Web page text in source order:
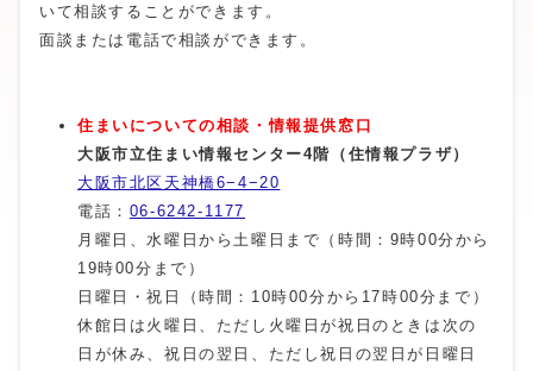
いて相談することができます。
面談または電話で相談ができます。
住まいについての相談・情報提供窓口
大阪市立住まい情報センター4階（住情報プラザ）
大阪市北区天神橋6−4−20
電話： 06-6242-1177
月曜日、水曜日から土曜日まで（時間：9時00分から
19時00分まで）
日曜日・祝日（時間：10時00分から17時00分まで）
休館日は火曜日、ただし火曜日が祝日のときは次の
日が休み、祝日の翌日、ただし祝日の翌日が日曜日